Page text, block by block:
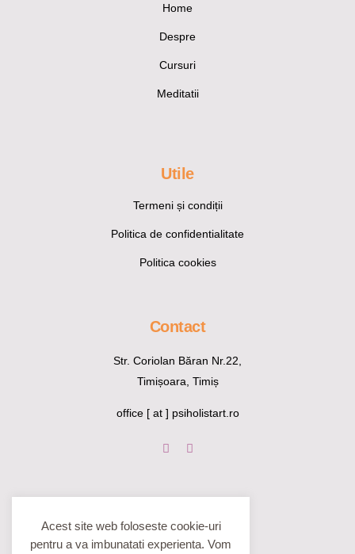
Home
Despre
Cursuri
Meditatii
Utile
Termeni și condiții
Politica de confidentialitate
Politica cookies
Contact
Str. Coriolan Băran Nr.22,
Timișoara, Timiș
office [ at ] psiholistart.ro
Acest site web foloseste cookie-uri
pentru a va imbunatati experienta. Vom